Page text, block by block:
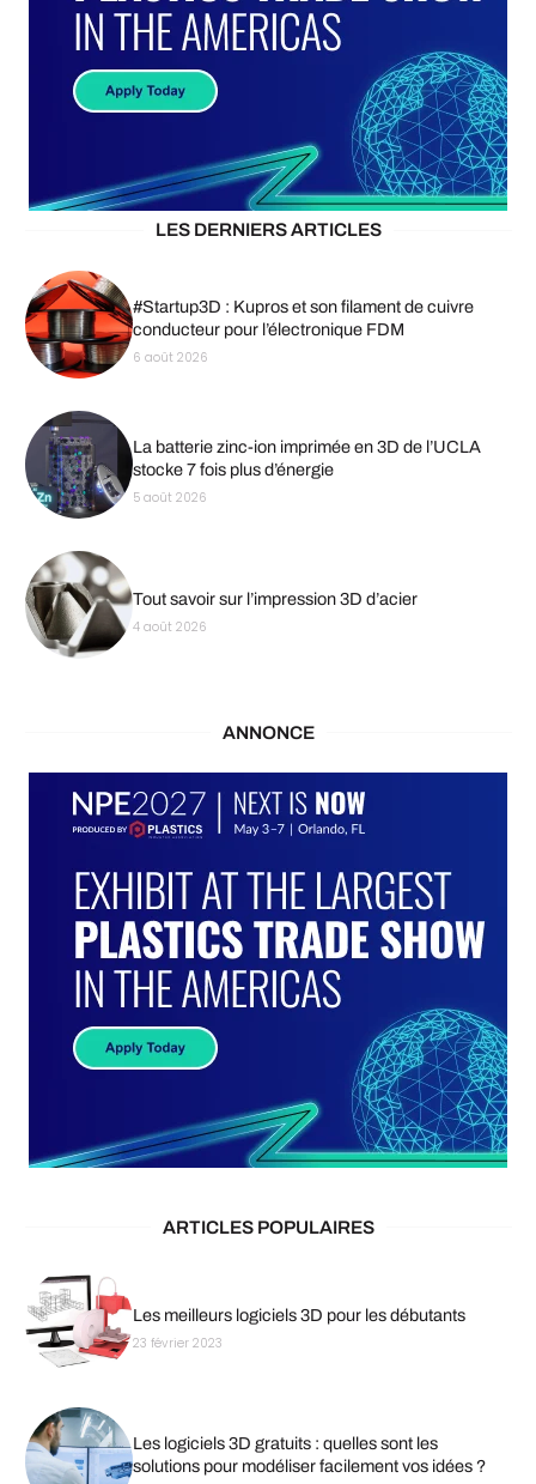
LES DERNIERS ARTICLES
#Startup3D : Kupros et son filament de cuivre
conducteur pour l’électronique FDM
6 août 2026
La batterie zinc-ion imprimée en 3D de l’UCLA
stocke 7 fois plus d’énergie
5 août 2026
Tout savoir sur l’impression 3D d’acier
4 août 2026
ANNONCE
ARTICLES POPULAIRES
Les meilleurs logiciels 3D pour les débutants
23 février 2023
Les logiciels 3D gratuits : quelles sont les
solutions pour modéliser facilement vos idées ?